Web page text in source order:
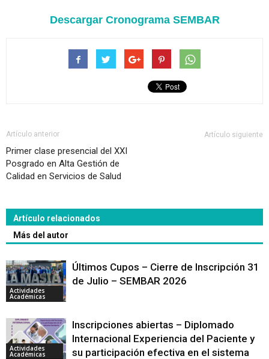
Descargar Cronograma SEMBAR
Artículo anterior
Primer clase presencial del XXI
Posgrado en Alta Gestión de
Calidad en Servicios de Salud
Artículo siguiente
Artículo relacionados
Más del autor
Actividades
Académicas
Últimos Cupos – Cierre de Inscripción 31
de Julio – SEMBAR 2026
Actividades
Académicas
Inscripciones abiertas – Diplomado
Internacional Experiencia del Paciente y
su participación efectiva en el sistema